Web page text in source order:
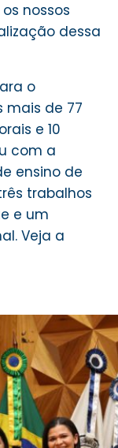
nossos
dessa
o
mais de 77
e 10
com a
ensino de
trabalhos
e um
Veja a